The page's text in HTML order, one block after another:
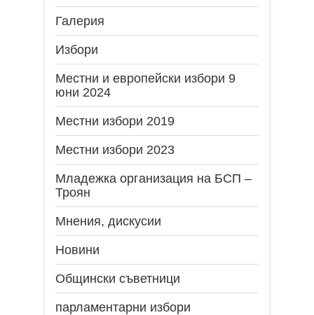
Галерия
Избори
Местни и европейски избори 9
юни 2024
Местни избори 2019
Местни избори 2023
Младежка организация на БСП –
Троян
Мнения, дискусии
Новини
Общински съветници
парламентарни избори